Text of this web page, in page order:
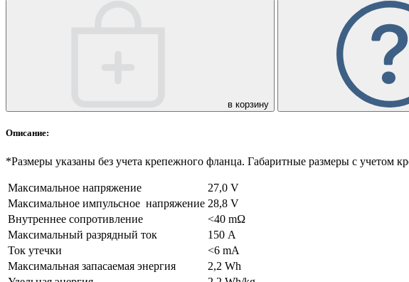
в корзину
Описание:
*Размеры указаны без учета крепежного фланца. Габаритные размеры с учетом
Максимальное напряжение
27,0 V
Максимальное импульсное напряжение 28,8 V
Внутреннее сопротивление
<40 mΩ
Максимальный разрядный ток
150 А
Ток утечки
<6 mА
Максимальная запасаемая энергия
2,2 Wh